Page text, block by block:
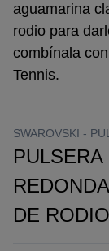
aguamarina
rodio para
combínala
Tennis.
SWAROVSKI -
DE RODIO